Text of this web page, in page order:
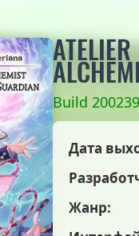
Build
Дата
Жанр: